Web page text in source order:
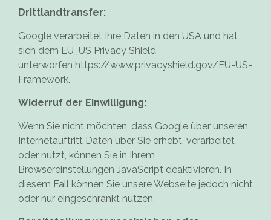
Drittlandtransfer:
Google verarbeitet Ihre Daten in den USA und hat
sich dem EU_US Privacy Shield
unterworfen https://www.privacyshield.gov/EU-US-
Framework.
Widerruf der Einwilligung:
Wenn Sie nicht möchten, dass Google über unseren
Internetauftritt Daten über Sie erhebt, verarbeitet
oder nutzt, können Sie in Ihrem
Browsereinstellungen JavaScript deaktivieren. In
diesem Fall können Sie unsere Webseite jedoch nicht
oder nur eingeschränkt nutzen.